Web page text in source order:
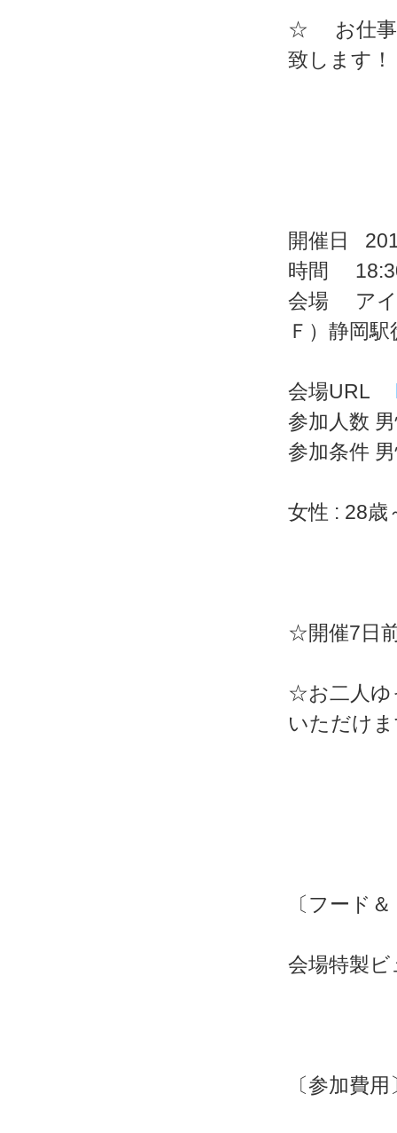
☆ お仕事
致します！
開催日
時間
会場 アイ
Ｆ）静岡
会場URL
参加人数
参加条件
女性 : 28歳
☆開催7日
☆お二人ゆ
いただけ
〔フード
会場特製
〔参加費用